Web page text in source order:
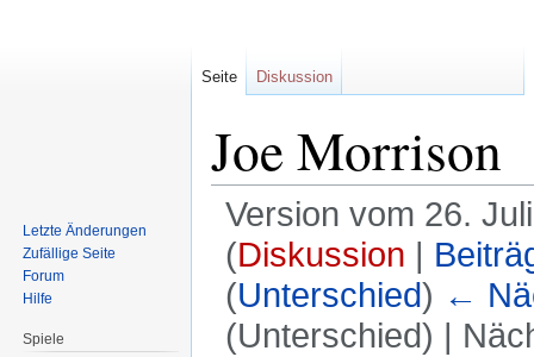
Joe Morrison
Version vom 26.
(Diskussion |
(Unterschied) ←
(Unterschied) |
Seite Diskussion
Letzte Änderungen
Zufällige Seite
Forum
Hilfe
Spiele